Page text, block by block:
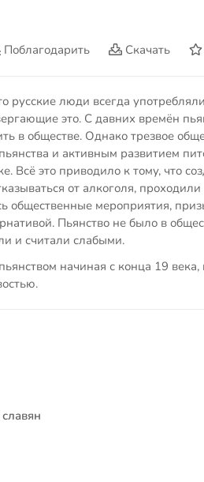
Поблагодарить Скачать
русские люди всегда
это. С давних времён
в обществе. Однако трезвое
и активным развитием
Всё это приводило к тому, что
от алкоголя, проходили
общественные мероприятия,
Пьянство не было в
и считали слабыми.
начиная с конца 19 века,